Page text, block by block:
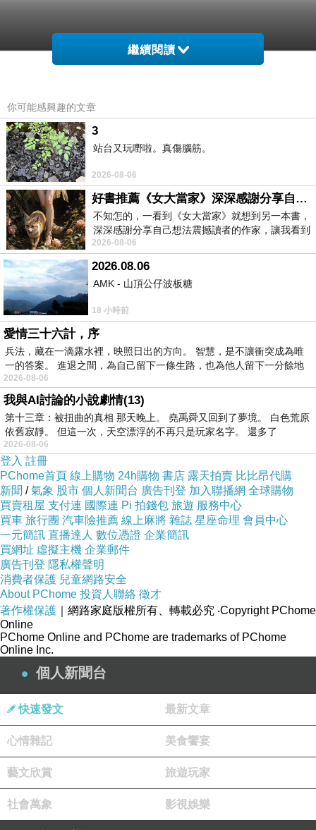
繼續閱讀
你可能感興趣的文章
3
站台又玩嘢啦。真傷腦筋。
2026-08-06
好書推薦《女大當家》深深感謝分享自己想法震撼讀者的作家，讓我看到不同樣貌的家庭！
不知怎的，一看到《女大當家》就想到另一本書，
深深感謝分享自己想法震撼讀者的作家，讓我看到
不同樣貌的家庭！ 《女大
2026-08-06
2026.08.06
AMK - 山頂公仔波板糖
18 小時前
愛情三十六計，序
兵法，藏在一滴露水裡，映照日出的方向。 智慧，是不讓衝突成為唯
一的答案。 進退之間，為自己留下一條生路，也為他人留下一分餘地
2026-08-06
我與AI討論的小說劇情(13)
第十三章：被扭曲的真相 那天晚上。 堯禹舜又回到了夢境。 白色荒原
依舊寂靜。 但這一次，天空漂浮的不再只是玩家名字。 還多了
2026-08-06
登入 註冊
PChome首頁 線上購物 24h購物 書店 露天拍賣 比比昂代購
新聞 /氣象 股市 個人新聞台 廣告刊登 加入聯播網 全球購物
買賣租屋 支付連 國際連 Pi 拍錢包 旅遊 服務中心
買車 旅行團 汽車險推薦 線上麻將 雜誌 星座命理 會員中心
一元簡訊 直播達人 數位憑證 企業簡訊
買網址 虛擬主機 企業郵件
廣告刊登 隱私權聲明
消費者保護 兒童網路安全
About PChome 投資人聯絡 徵才
著作權保護 ｜網路家庭版權所有、轉載必究 ‧Copyright PChome
Online
PChome Online and PChome are trademarks of PChome
Online Inc.
個人新聞台
快速發文 最新文章
心情雜記 美食饗宴
藝文欣賞 旅遊玩家
社會萬象 影視娛樂